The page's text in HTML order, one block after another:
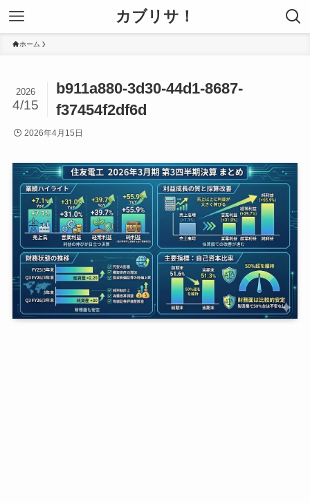
カブリサ！
ホーム
b911a880-3d30-44d1-8687-
f37454f2df6d
2026
4/15
2026年4月15日